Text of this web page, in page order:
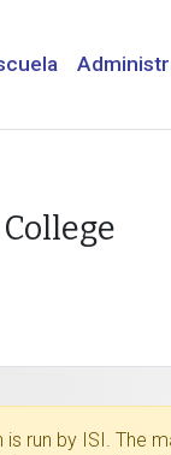
run by ISI. The